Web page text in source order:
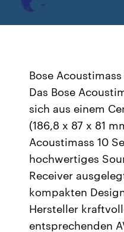
Bose Acoustimass
Das Bose
sich aus einem
(186,8 x 87 x 81
Acoustimass 10
hochwertiges
Receiver
kompakten
Hersteller
entsprechenden